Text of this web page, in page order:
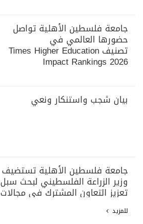
جامعة فلسطين الأهلية تواصل
حضورها العالمي في
تصنيف Times Higher Education
Impact Rankings 2026
بيان شجب واستنكار ونعي
جامعة فلسطين الأهلية تستضيف
وزير الزراعة الفلسطيني لبحث سبل
تعزيز التعاون المشترك في مجالات
المجتمع الفلسطيني
للمزيد